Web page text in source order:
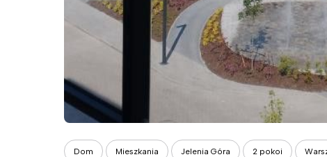
Dom Mieszkania Jelenia Góra 2 pokoi